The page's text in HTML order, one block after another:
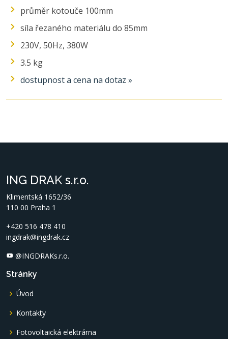
průměr kotouče 100mm
síla řezaného materiálu do 85mm
230V, 50Hz, 380W
3.5 kg
dostupnost a cena na dotaz »
ING DRAK s.r.o.
Klimentská 1652/36
110 00 Praha 1
+420 516 478 410
ingdrak@ingdrak.cz
@INGDRAKs.r.o.
Stránky
Úvod
Kontakty
Fotovoltaická elektrárna